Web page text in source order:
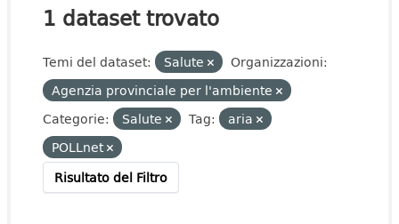
1 dataset trovato
Temi del dataset: Salute
Organizzazioni:
Agenzia provinciale per l'ambiente
Categorie:
Salute Tag:
aria
POLLnet
Risultato del Filtro